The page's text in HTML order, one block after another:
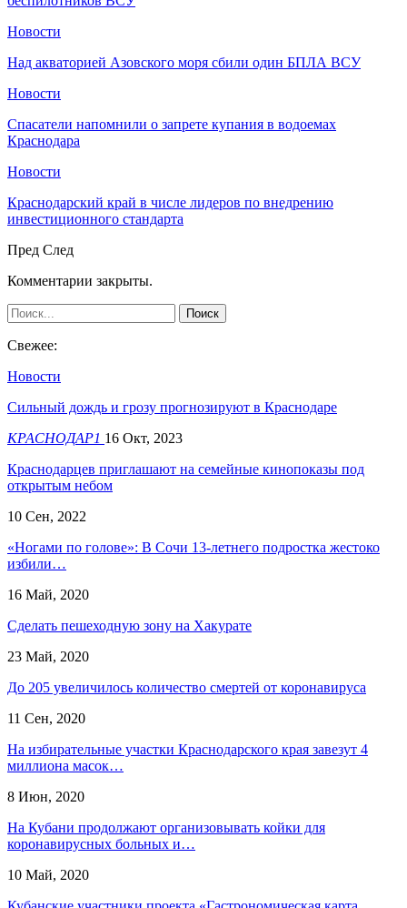
Новости
Над акваторией Азовского моря сбили один БПЛА ВСУ
Новости
Спасатели напомнили о запрете купания в водоемах
Краснодара
Новости
Краснодарский край в числе лидеров по внедрению
инвестиционного стандарта
Пред След
Комментарии закрыты.
Свежее:
Новости
​Сильный дождь и грозу прогнозируют в Краснодаре
КРАСНОДАР1 16 Окт, 2023
Краснодарцев приглашают на семейные кинопоказы под
открытым небом
10 Сен, 2022
«Ногами по голове»: В Сочи 13-летнего подростка жестоко
избили…
16 Май, 2020
Сделать пешеходную зону на Хакурате
23 Май, 2020
До 205 увеличилось количество смертей от коронавируса
11 Сен, 2020
На избирательные участки Краснодарского края завезут 4
миллиона масок…
8 Июн, 2020
На Кубани продолжают организовывать койки для
коронавирусных больных и…
10 Май, 2020